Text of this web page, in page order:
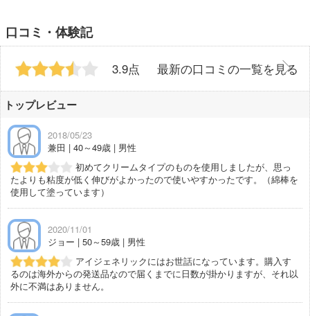
口コミ・体験記
3.9点 最新の口コミの一覧を見る
トップレビュー
2018/05/23
兼田 | 40～49歳 | 男性
初めてクリームタイプのものを使用しましたが、思っ
たよりも粘度が低く伸びがよかったので使いやすかったです。（綿棒を
使用して塗っています）
2020/11/01
ジョー | 50～59歳 | 男性
アイジェネリックにはお世話になっています。購入す
るのは海外からの発送品なので届くまでに日数が掛かりますが、それ以
外に不満はありません。